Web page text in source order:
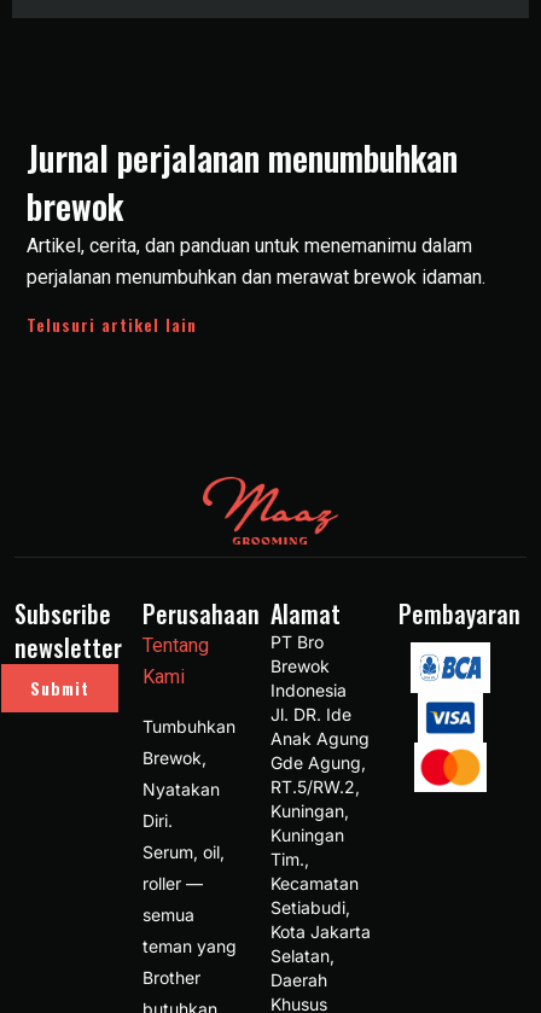
Jurnal perjalanan menumbuhkan
brewok
Artikel, cerita, dan panduan untuk menemanimu dalam
perjalanan menumbuhkan dan merawat brewok idaman.
Telusuri artikel lain
Subscribe
newsletter
Submit
Perusahaan
Tentang
Kami
Tumbuhkan
Brewok,
Nyatakan
Diri.
Serum, oil,
roller —
semua
teman yang
Brother
butuhkan
Alamat
PT Bro
Brewok
Indonesia
Jl. DR. Ide
Anak Agung
Gde Agung,
RT.5/RW.2,
Kuningan,
Kuningan
Tim.,
Kecamatan
Setiabudi,
Kota Jakarta
Selatan,
Daerah
Khusus
Pembayaran